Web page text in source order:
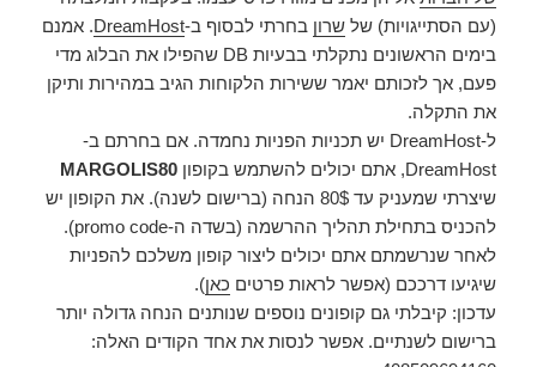
(עם הסתייגויות) שלשרון בחרתי לבסוף ב-DreamHost. אמנם
בימים הראשונים נתקלתי בבעיות DB שהפילו את הבלוג מדי
פעם, אך לזכותם יאמר ששירות הלקוחות הגיב במהירות ותיקן
את התקלה.
ל-DreamHost יש תכניות הפניות נחמדה. אם בחרתם ב-
DreamHost, אתם יכולים להשתמש בקופון
MARGOLIS80
שיצרתי שמעניק עד 80$ הנחה (ברישום לשנה). את הקופון יש
להכניס בתחילת תהליך ההרשמה (בשדה ה-promo code).
לאחר שנרשמתם אתם יכולים ליצור קופון משלכם להפניות
שיגיעו דרככם (אפשר לראות פרטים כאן).
עדכון: קיבלתי גם קופונים נוספים שנותנים הנחה גדולה יותר
ברישום לשנתיים. אפשר לנסות את אחד הקודים האלה: